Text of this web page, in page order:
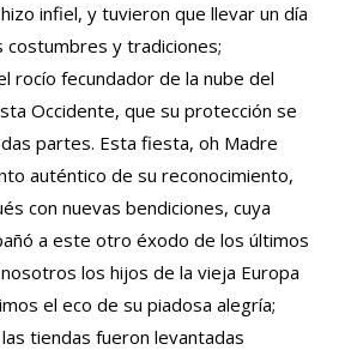
infiel, y tuvieron que llevar un día
costumbres y tradiciones;
rocío fecundador de la nube del
Occidente, que su protección se
partes. Esta fiesta, oh Madre
auténtico de su reconocimiento,
con nuevas bendiciones, cuya
a este otro éxodo de los últimos
los hijos de la vieja Europa
el eco de su piadosa alegría;
tiendas fueron levantadas